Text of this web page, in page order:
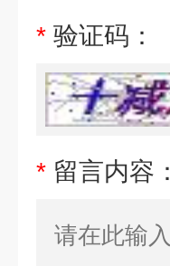
* 验证码：
* 留言内容：